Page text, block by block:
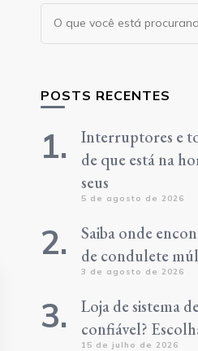
Procurando
algo?
POSTS RECENTES
Interruptores e
de que está na
seus
5 de agosto de 2026
Saiba onde
de condulete
3 de agosto de 2026
Loja de sistema
confiável?
15 de julho de 2026